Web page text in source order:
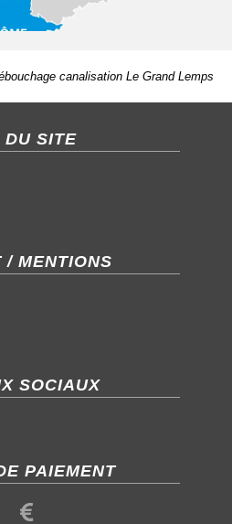
canalisation Le Grand Lemps
DU SITE
/ MENTIONS
SOCIAUX
PAIEMENT